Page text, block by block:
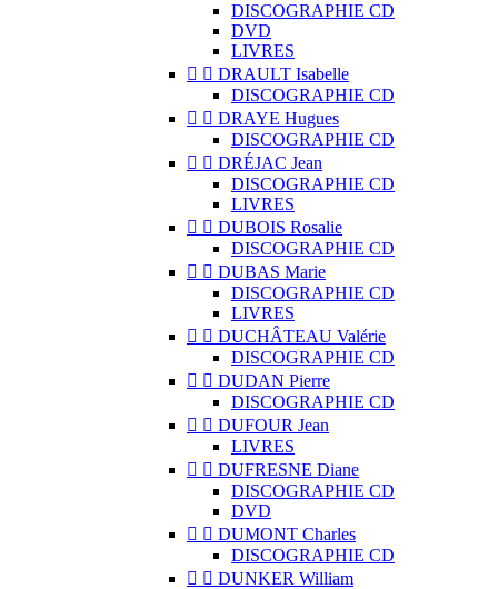
DISCOGRAPHIE CD
DVD
LIVRES
  DRAULT Isabelle
DISCOGRAPHIE CD
  DRAYE Hugues
DISCOGRAPHIE CD
  DRÉJAC Jean
DISCOGRAPHIE CD
LIVRES
  DUBOIS Rosalie
DISCOGRAPHIE CD
  DUBAS Marie
DISCOGRAPHIE CD
LIVRES
  DUCHÂTEAU Valérie
DISCOGRAPHIE CD
  DUDAN Pierre
DISCOGRAPHIE CD
  DUFOUR Jean
LIVRES
  DUFRESNE Diane
DISCOGRAPHIE CD
DVD
  DUMONT Charles
DISCOGRAPHIE CD
  DUNKER William